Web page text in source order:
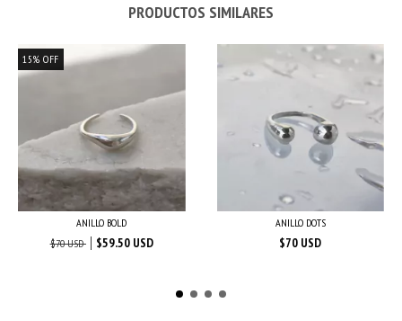
PRODUCTOS SIMILARES
15% OFF
ANILLO BOLD
$70 USD
$59.50 USD
ANILLO DOTS
$70 USD